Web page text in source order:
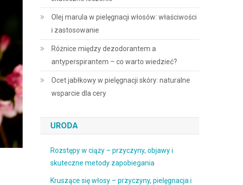
Olej marula w pielęgnacji włosów: właściwości
i zastosowanie
Różnice między dezodorantem a
antyperspirantem – co warto wiedzieć?
Ocet jabłkowy w pielęgnacji skóry: naturalne
wsparcie dla cery
URODA
Rozstępy w ciąży – przyczyny, objawy i
skuteczne metody zapobiegania
Kruszące się włosy – przyczyny, pielęgnacja i